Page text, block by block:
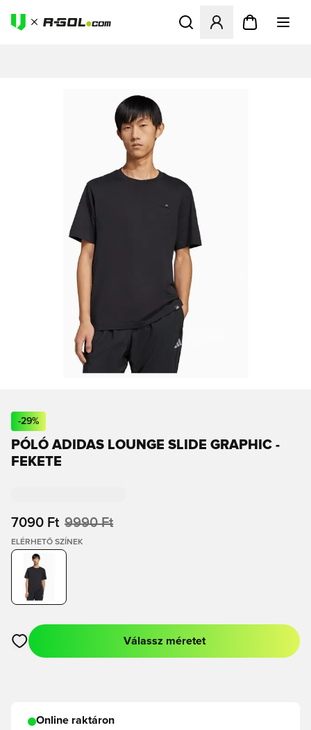
Megnyit egy modált a
-29%
PÓLÓ ADIDAS LOUNGE SLIDE GRAPHIC -
FEKETE
7090 Ft 9990 Ft
ELÉRHETŐ SZÍNEK
Megnyit egy modált a bejelentkezéshez vagy a tagként való
Válassz méretet
Online raktáron